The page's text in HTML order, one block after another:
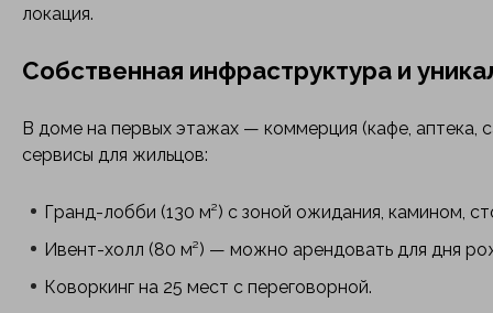
локация.
Собственная инфраструктура и
В доме на первых этажах — коммерция (кафе, аптека,
сервисы для жильцов:
Гранд-лобби (130 м²) с зоной ожидания, камином,
Ивент-холл (80 м²) — можно арендовать для дня
Коворкинг на 25 мест с переговорной.